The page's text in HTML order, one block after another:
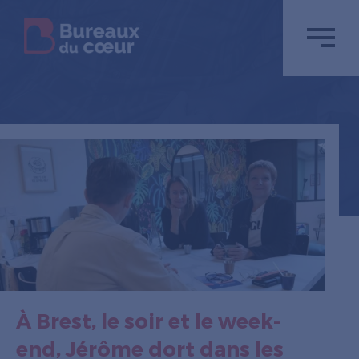
À Brest, le soir et le week-
end, Jérôme dort dans les